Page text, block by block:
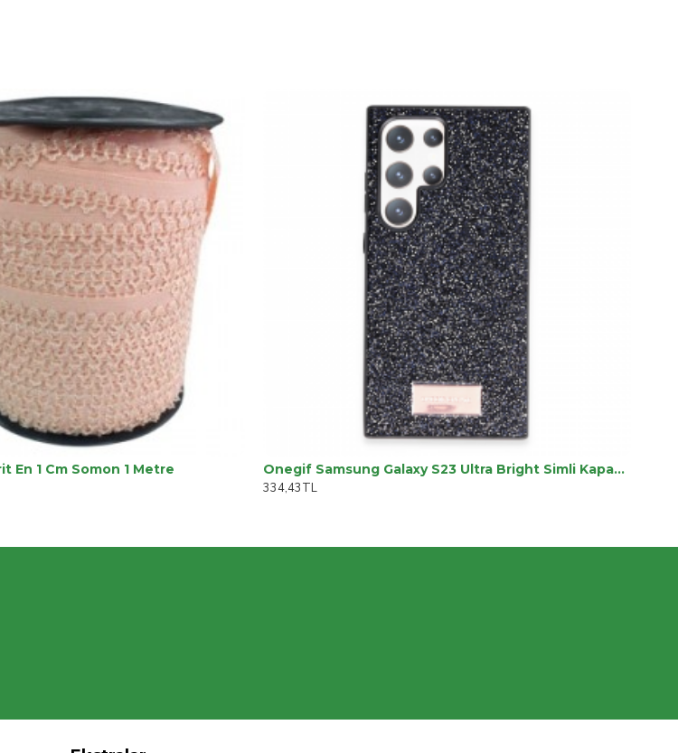
ile yüzeylerinin kaplanması ile oluşturulan werzalit masa tablaları (werzalit masa tablaları)
Werzalit masa masa iç mekanda olduğu gibi dış mekanda da rahatlıkla kullanılabilen bir
ekonomik üründür. Ürünü teslim ettikten sonra da biz hep yanındayız. Eğer teslimattan sonra
için çözüm sürecini hemen başlatır, en kısa sürede memnuniyetini sağlarız.Fabrikadan direkt
ESB Royal Tel Sandalye-İskeletin alt ayak kısmı;.2mm 10x30 profilin kafes halinde kaynatılıp
le güçlendirildikten sonra elektrostatik boya ile kaplamasından oluşmuştur.-Sırt ve oturak kısmı;
dekoratif şekilde kaynatılmasındansonra elektrostatik boya ile kaplamasından
kumaş yada deri döşenmesinden elde edilmiştir.-Ölçüler: Oturak yüksekliği: 44cm yuvarlak , Sırt
gönderilmektedir…Fabrikadan direkt üretim yaparak 9 iş günü içinde siz müşterilerimize
teslimattan sonra seni memnun etmeyen bir durum olursa 14 gün içindebize haber vermen yeterli.
.
En 1 Cm Somon 1 Metre
Onegif Samsung Galaxy S23 Ultra Bright Simli Kapak - Siyah
334,43TL